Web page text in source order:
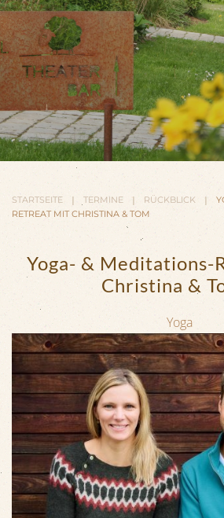
STARTSEITE TERMINE RÜCKBLICK
RETREAT MIT CHRISTINA & TOM
Yoga- & Meditations-
Christina &
Yoga